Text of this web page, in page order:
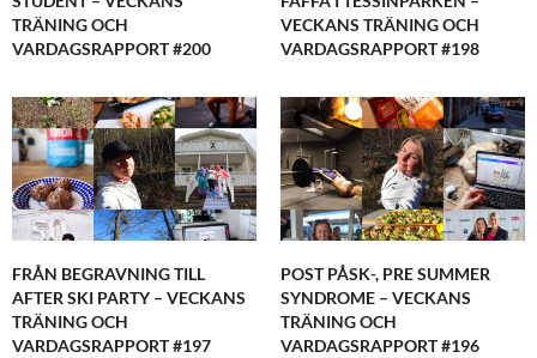
TRÄNING OCH
VARDAGSRAPPORT #200
VECKANS TRÄNING OCH
VARDAGSRAPPORT #198
FRÅN BEGRAVNING TILL
AFTER SKI PARTY – VECKANS
TRÄNING OCH
VARDAGSRAPPORT #197
POST PÅSK-, PRE SUMMER
SYNDROME – VECKANS
TRÄNING OCH
VARDAGSRAPPORT #196